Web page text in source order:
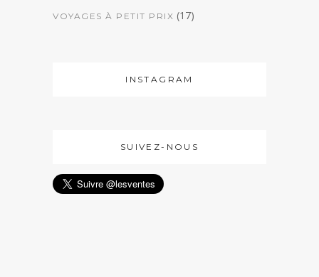
VOYAGES À PETIT PRIX (17)
INSTAGRAM
SUIVEZ-NOUS